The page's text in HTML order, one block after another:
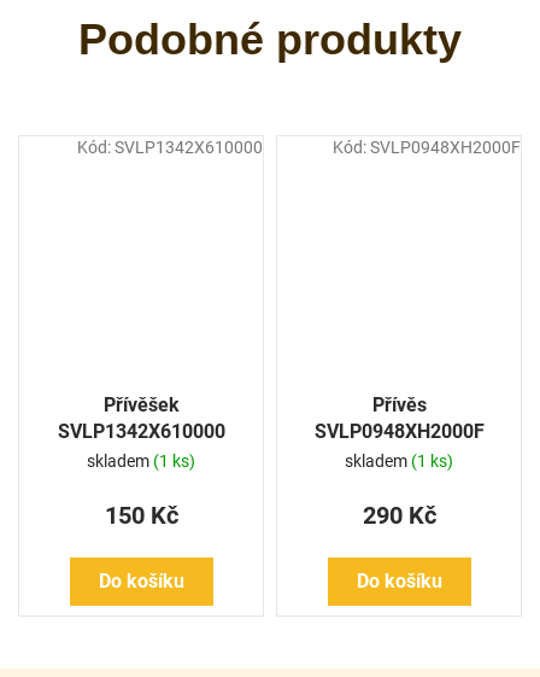
Přívěšek
SVLP1342X610000
skladem (1 ks)
150 Kč
Do košíku
Kód:SVLP1342X610000
Přívěs
SVLP0948XH2000F
skladem (1 ks)
290 Kč
Do košíku
Kód:SVLP0948XH2000F